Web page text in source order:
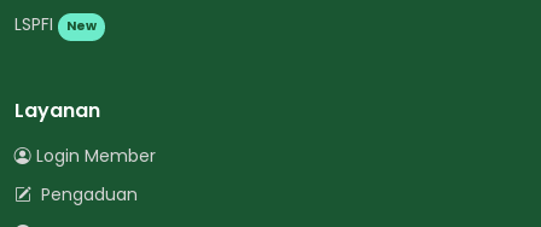
LSPFI
New
Layanan
Login Member
Pengaduan